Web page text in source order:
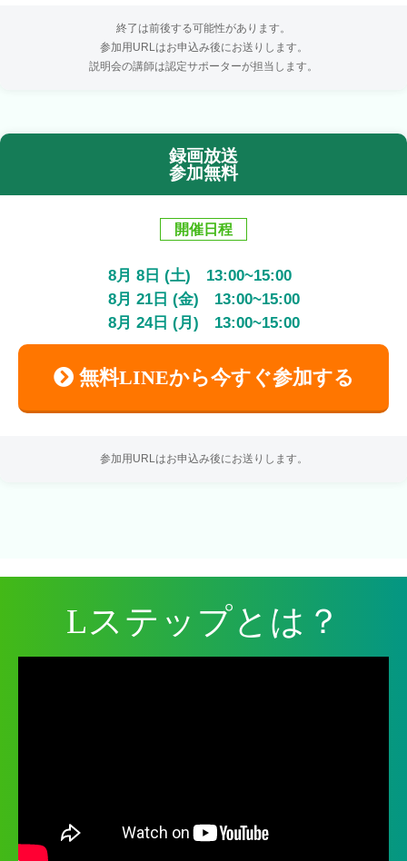
終了は前後する可能性があります。
参加用URLはお申込み後にお送りします。
説明会の講師は認定サポーターが担当します。
録画放送
参加無料
開催日程
8月 8日 (土) 13:00~15:00
8月 21日 (金) 13:00~15:00
8月 24日 (月) 13:00~15:00
無料LINEから今すぐ参加する
参加用URLはお申込み後にお送りします。
Lステップとは？